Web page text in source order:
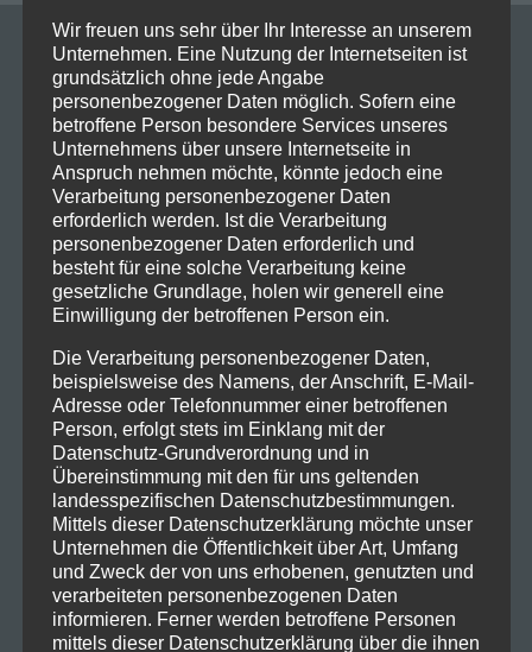
ERKUNDEN
Start
IT Experten
IT Service
IT Lösungen
IoT Lösungen
Für Freelancer
Impressum
Disclaimer
Datenschutz
Datenauszug & Benutzerdaten
AGB
Posts
NEUESTE BEITRÄGE
Wir freuen uns sehr über Ihr Interesse an unserem
Unternehmen. Eine Nutzung der Internetseiten ist
grundsätzlich ohne jede Angabe
personenbezogener Daten möglich. Sofern eine
betroffene Person besondere Services unseres
Unternehmens über unsere Internetseite in
Anspruch nehmen möchte, könnte jedoch eine
Verarbeitung personenbezogener Daten
erforderlich werden. Ist die Verarbeitung
personenbezogener Daten erforderlich und
besteht für eine solche Verarbeitung keine
gesetzliche Grundlage, holen wir generell eine
Einwilligung der betroffenen Person ein.
Die Verarbeitung personenbezogener Daten,
beispielsweise des Namens, der Anschrift, E-Mail-
Adresse oder Telefonnummer einer betroffenen
Person, erfolgt stets im Einklang mit der
Datenschutz-Grundverordnung und in
Übereinstimmung mit den für uns geltenden
landesspezifischen Datenschutzbestimmungen.
Mittels dieser Datenschutzerklärung möchte unser
Unternehmen die Öffentlichkeit über Art, Umfang
und Zweck der von uns erhobenen, genutzten und
verarbeiteten personenbezogenen Daten
informieren. Ferner werden betroffene Personen
mittels dieser Datenschutzerklärung über die ihnen